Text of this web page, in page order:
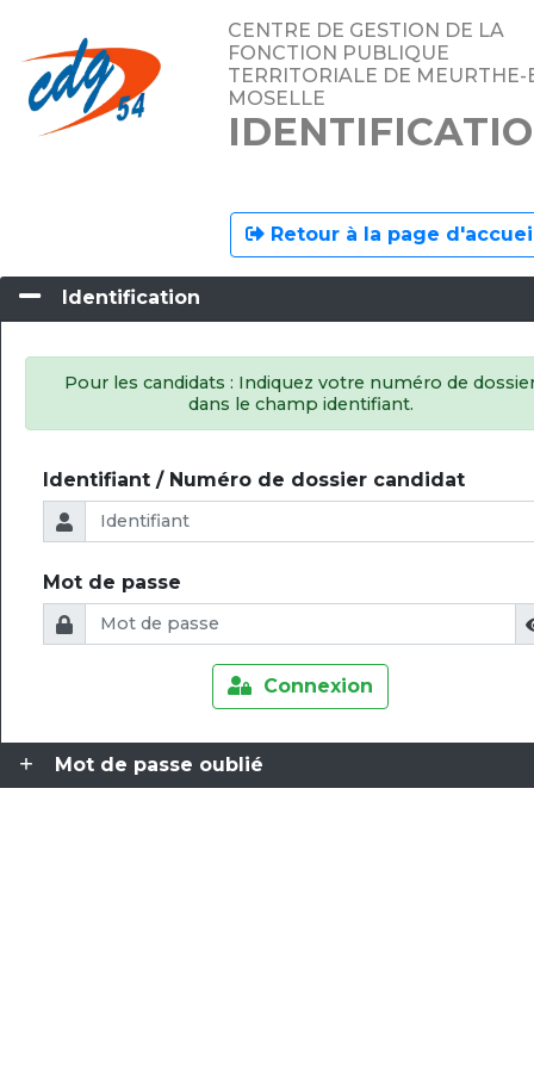
CENTRE DE GESTION DE LA
FONCTION PUBLIQUE
TERRITORIALE DE MEURTHE-
MOSELLE
Retour à la page
Identification
Pour les candidats : Indiquez votre numéro de
dans le champ identifiant.
Identifiant / Numéro de dossier candidat
Mot de passe
Connexion
Mot de passe oublié